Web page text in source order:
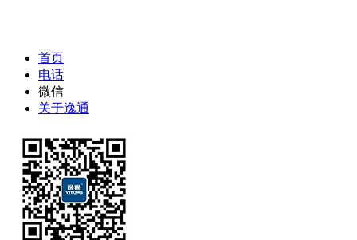
首页
电话
微信
关于逸通